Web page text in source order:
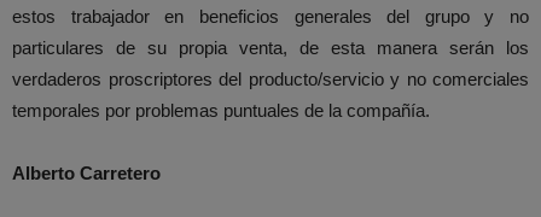
estos trabajador en beneficios generales del grupo y no
particulares de su propia venta, de esta manera serán los
verdaderos proscriptores del producto/servicio y no comerciales
temporales por problemas puntuales de la compañía.
Alberto Carretero